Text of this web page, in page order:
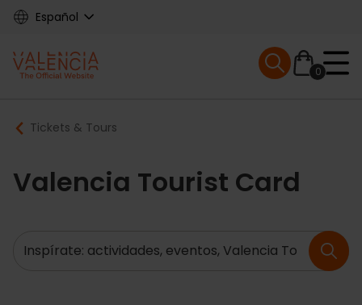
Skip
content
Español
Main
navigation
0
Mobile menu
Breadcrumb
Tickets & Tours
Valencia Tourist Card
Buscar